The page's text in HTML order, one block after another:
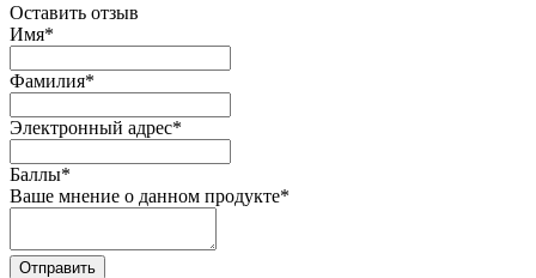
Оставить отзыв
Имя*
Фамилия*
Электронный адрес*
Баллы*
Ваше мнение о данном продукте*
Отправить